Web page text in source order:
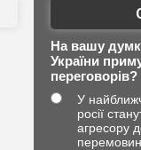
На вашу
України
переговорів?
У
росії
агресору